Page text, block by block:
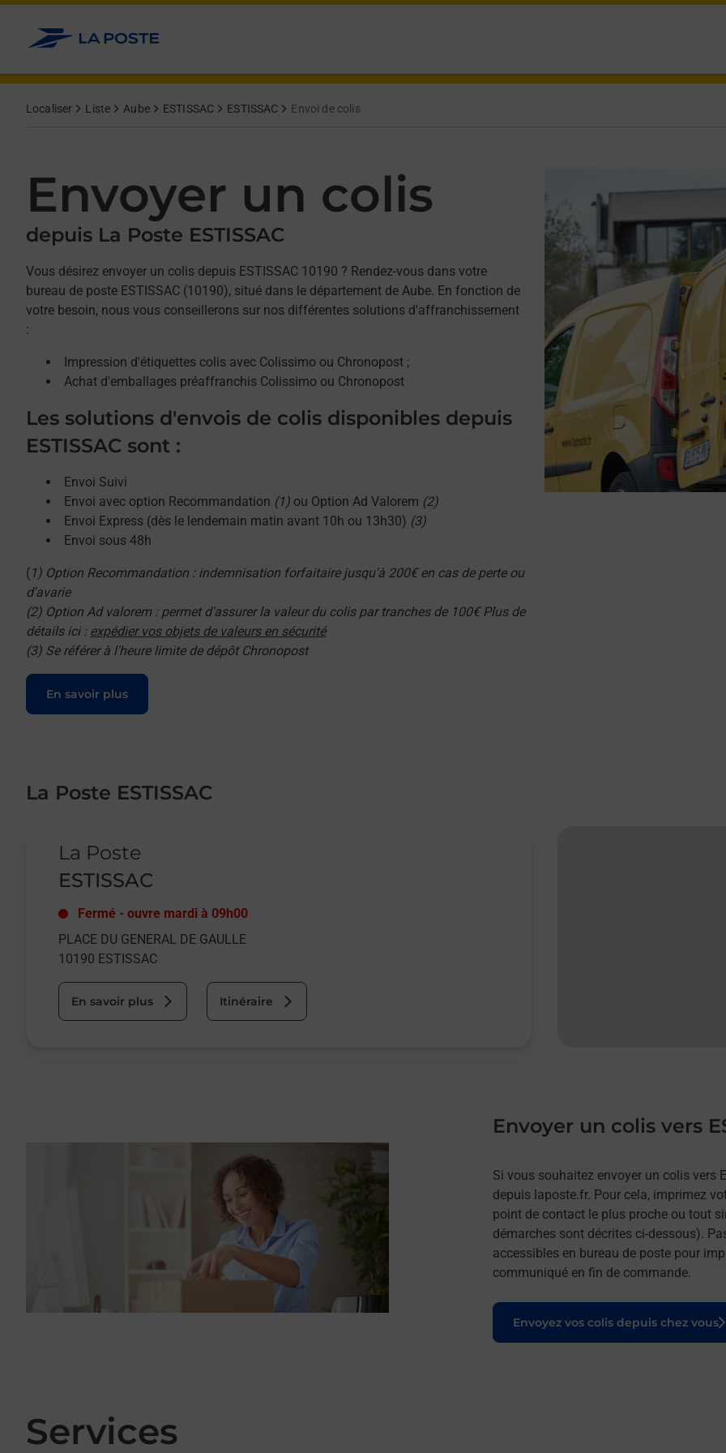
Allez au contenu
Localiser Liste Aube ESTISSAC ESTISSAC Envoi de colis
Envoyer un colis
depuis La Poste ESTISSAC
Vous désirez envoyer un colis depuis ESTISSAC 10190 ? Rendez-vous dans votre
bureau de poste ESTISSAC (10190), situé dans le département de Aube. En fonction de
votre besoin, nous vous conseillerons sur nos différentes solutions d'affranchissement
:
Impression d'étiquettes colis avec Colissimo ou Chronopost ;
Achat d'emballages préaffranchis Colissimo ou Chronopost
Les solutions d'envois de colis disponibles depuis
ESTISSAC sont :
Envoi Suivi
Envoi avec option Recommandation (1) ou Option Ad Valorem (2)
Envoi Express (dès le lendemain matin avant 10h ou 13h30) (3)
Envoi sous 48h
( 1) Option Recommandation : indemnisation forfaitaire jusqu'à 200€ en cas de perte ou
d'avarie
(2) Option Ad valorem : permet d'assurer la valeur du colis par tranches de 100€ Plus de
détails ici : expédier vos objets de valeurs en sécurité
(3) Se référer à l'heure limite de dépôt Chronopost
En savoir plus
Le lien s'ouvre dans un nouvel onglet
La Poste ESTISSAC
La Poste
ESTISSAC
Fermé - ouvre mardi à 09h00
PLACE DU GENERAL DE GAULLE
10190 ESTISSAC
En savoir plus Itinéraire
Envoyer un colis vers
Si vous souhaitez envoyer un colis vers
depuis laposte.fr. Pour cela, imprimez
point de contact le plus proche ou tout
démarches sont décrites ci-dessous).
accessibles en bureau de poste pour
communiqué en fin de commande.
Envoyez vos colis depuis chez vous
Le lien s'ouvre dans un nouvel onglet
Services
Afficher ou masquer la réponse
Afficher ou masquer la réponse
Afficher ou masquer la réponse